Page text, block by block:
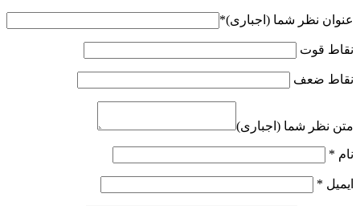
عنوان نظر شما (اجباری)*
نقاط قوت
نقاط ضعف
متن نظر شما (اجباری)
نام *
ایمیل *